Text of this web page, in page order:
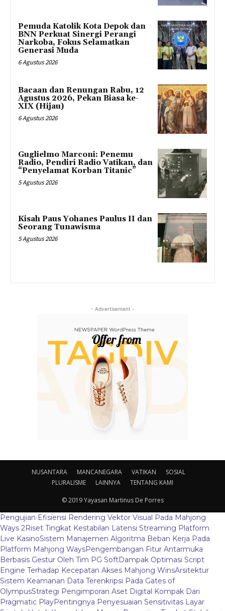
Pemuda Katolik Kota Depok dan
BNN Perkuat Sinergi Perangi
Narkoba, Fokus Selamatkan
Generasi Muda
6 Agustus 2026
Bacaan dan Renungan Rabu, 12
Agustus 2026, Pekan Biasa ke-
XIX (Hijau)
6 Agustus 2026
Guglielmo Marconi: Penemu
Radio, Pendiri Radio Vatikan, dan
“Penyelamat Korban Titanic”
5 Agustus 2026
Kisah Paus Yohanes Paulus II dan
Seorang Tunawisma
5 Agustus 2026
- Advertisement -
NUSANTARA MANCANEGARA VATIKAN
SOSIAL
PLURALISME
LAINNYA TENTANG KAMI
© 2019 Yayasan Martinus De Porres
Pengujian Efisiensi Rendering Vektor Visual Pada Mahjong
Ways 2Riset Tingkat Kestabilan Latensi Streaming Platform
Live KasinoSistem Manajemen Algoritma Beban Kerja Pada
Platform Mahjong WaysPengembangan Fitur Antarmuka
Berbasis Gestur Oleh Tim PG SoftDampak Optimasi Script
Engine Terhadap Kecepatan Akses Mahjong WinsArsitektur
Sistem Keamanan Data Terenkripsi Pada Gates of
OlympusStrategi Pengimporan Aset Digital Kompak Dari
Pragmatic PlayPentingnya Penyesuaian Sensitivitas Layar